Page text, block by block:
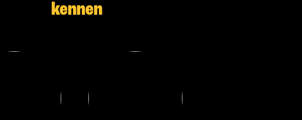
kennen